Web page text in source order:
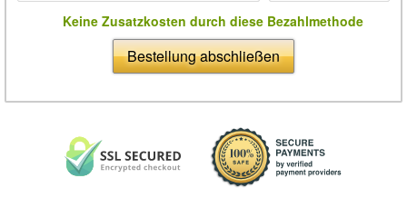
Keine Zusatzkosten durch diese Bezahlmethode
Bestellung abschließen